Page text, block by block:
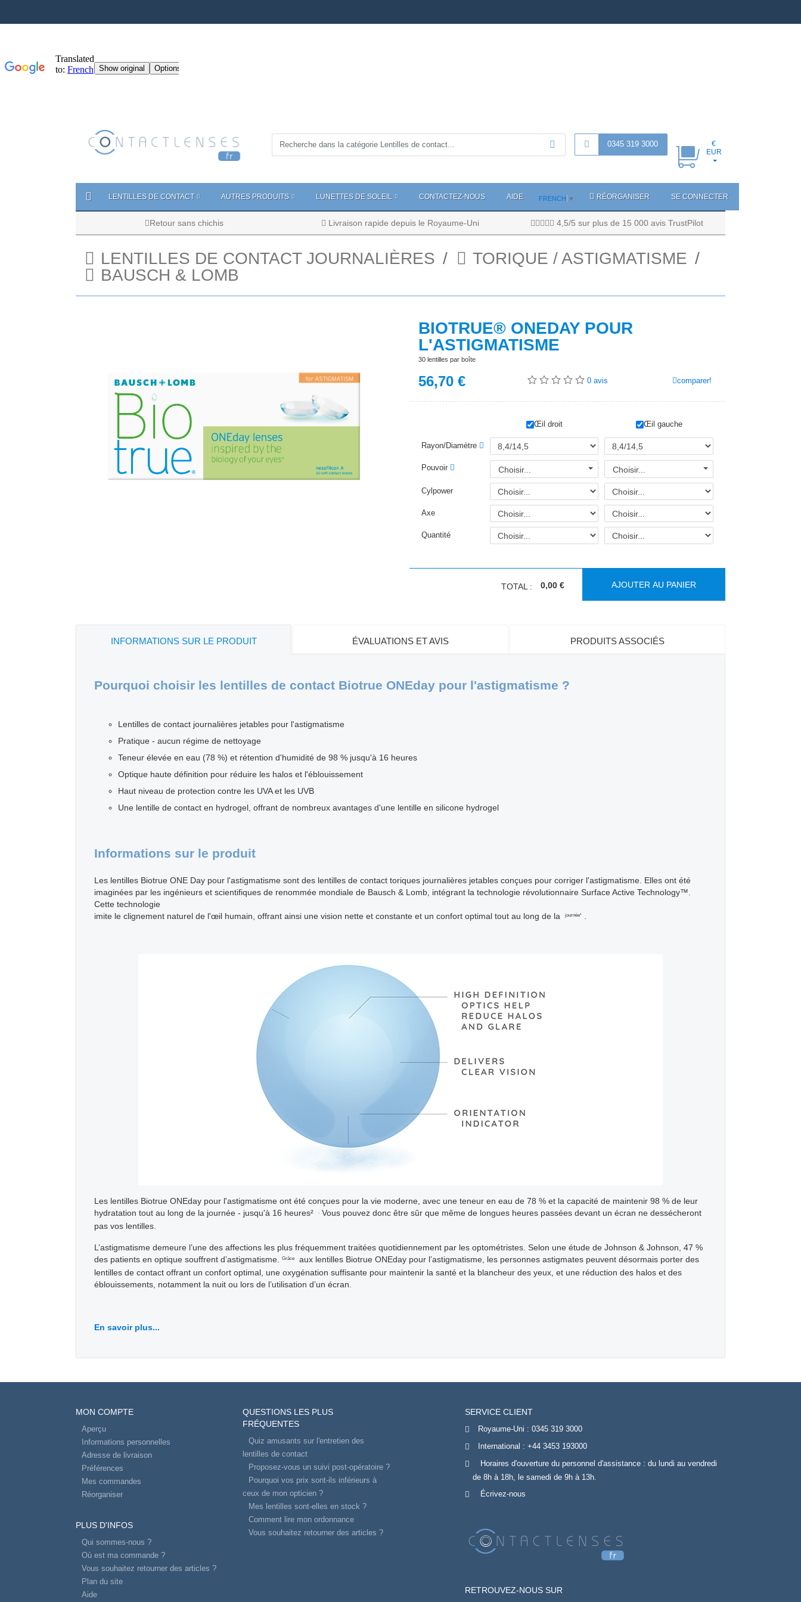
0345 319 3000
€
EUR
LENTILLES DE CONTACT AUTRES PRODUITS LUNETTES DE SOLEIL CONTACTEZ-NOUS AIDE FRENCH ▼ RÉORGANISER SE CONNECTER
Retour sans chichis Livraison rapide depuis le Royaume-Uni 4,5/5 sur plus de 15 000 avis TrustPilot
LENTILLES DE CONTACT JOURNALIÈRES
TORIQUE / ASTIGMATISME
BAUSCH & LOMB
BIOTRUE® ONEDAY POUR
L'ASTIGMATISME
30 lentilles par boîte
56,70 € 0avis comparer!
Œil droit Œil gauche
Rayon/Diamètre
Pouvoir Choisir... Choisir...
Cylpower
Axe
Quantité
TOTAL : 0,00 € AJOUTER AU PANIER
INFORMATIONS SUR LE PRODUIT ÉVALUATIONS ET AVIS PRODUITS ASSOCIÉS
Pourquoi choisir les lentilles de contact Biotrue ONEday pour l'astigmatisme ?
Lentilles de contact journalières jetables pour l'astigmatisme
Pratique - aucun régime de nettoyage
Teneur élevée en eau (78 %) et rétention d'humidité de 98 % jusqu'à 16 heures
Optique haute définition pour réduire les halos et l'éblouissement
Haut niveau de protection contre les UVA et les UVB
Une lentille de contact en hydrogel, offrant de nombreux avantages d'une lentille en silicone hydrogel
Informations sur le produit
Les lentilles Biotrue ONE Day pour l'astigmatisme sont des lentilles de contact toriques journalières jetables conçues pour corriger l'astigmatisme. Elles ont été
imaginées par les ingénieurs et scientifiques de renommée mondiale de Bausch & Lomb, intégrant la technologie révolutionnaire Surface Active Technology™.
Cette technologie
imite le clignement naturel de l'œil humain, offrant ainsi une vision nette et constante et un confort optimal tout au long de la
journée¹
Les lentilles Biotrue ONEday pour l'astigmatisme ont été conçues pour la vie moderne, avec une teneur en eau de 78 % et la capacité de maintenir 98 % de leur
hydratation tout au long de la journée - jusqu'à 16 heures²
. Vous pouvez donc être sûr que même de longues heures passées devant un écran ne dessécheront
pas vos lentilles.
L’astigmatisme demeure l’une des affections les plus fréquemment traitées quotidiennement par les optométristes. Selon une étude de Johnson & Johnson, 47 %
des patients en optique souffrent d’astigmatisme.
Grâce
aux lentilles Biotrue ONEday pour l’astigmatisme, les personnes astigmates peuvent désormais porter des
lentilles de contact offrant un confort optimal, une oxygénation suffisante pour maintenir la santé et la blancheur des yeux, et une réduction des halos et des
éblouissements, notamment la nuit ou lors de l’utilisation d’un écran.
En savoir plus...
MON COMPTE
Aperçu
Informations personnelles
Adresse de livraison
Préférences
Mes commandes
Réorganiser
PLUS D'INFOS
Qui sommes-nous ?
Où est ma commande ?
Vous souhaitez retourner des articles ?
Plan du site
Aide
QUESTIONS LES PLUS
FRÉQUENTES
Quiz amusants sur l'entretien des
lentilles de contact
Proposez-vous un suivi post-opératoire ?
Pourquoi vos prix sont-ils inférieurs à
ceux de mon opticien ?
Mes lentilles sont-elles en stock ?
Comment lire mon ordonnance
Vous souhaitez retourner des articles ?
SERVICE CLIENT
Royaume-Uni :0345 319 3000
International :+44 3453 193000
Horaires d'ouverture du personnel d'assistance : du lundi au vendredi
de 8h à 18h, le samedi de 9h à 13h.
Écrivez-nous
RETROUVEZ-NOUS SUR